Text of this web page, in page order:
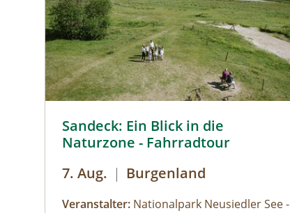
Sandeck: Ein Blick in die
Naturzone - Fahrradtour
7. Aug. | Burgenland
Veranstalter: Nationalpark Neusiedler See -